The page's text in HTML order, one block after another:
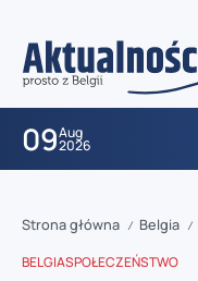
09Aug
2026
Strona główna / Belgia /
BELGIASPOŁECZEŃSTWO